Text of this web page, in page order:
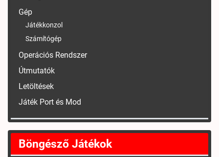
Gép
Játékkonzol
Számítógép
Operációs Rendszer
Útmutatók
Letöltések
Játék Port és Mod
Böngésző Játékok